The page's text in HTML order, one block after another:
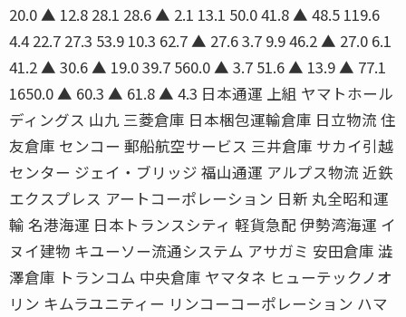
20.0 ▲ 12.8 28.1 28.6 ▲ 2.1 13.1 50.0 41.8 ▲ 48.5 119.6
4.4 22.7 27.3 53.9 10.3 62.7 ▲ 27.6 3.7 9.9 46.2 ▲ 27.0 6.1
41.2 ▲ 30.6 ▲ 19.0 39.7 560.0 ▲ 3.7 51.6 ▲ 13.9 ▲ 77.1
1650.0 ▲ 60.3 ▲ 61.8 ▲ 4.3 日本通運 上組 ヤマトホール
ディングス 山九 三菱倉庫 日本梱包運輸倉庫 日立物流 住
友倉庫 センコー 郵船航空サービス 三井倉庫 サカイ引越
センター ジェイ・ブリッジ 福山通運 アルプス物流 近鉄
エクスプレス アートコーポレーション 日新 丸全昭和運
輸 名港海運 日本トランスシティ 軽貨急配 伊勢湾海運 イ
ヌイ建物 キユーソー流通システム アサガミ 安田倉庫 澁
澤倉庫 トランコム 中央倉庫 ヤマタネ ヒューテックノオ
リン キムラユニティー リンコーコーポレーション ハマ